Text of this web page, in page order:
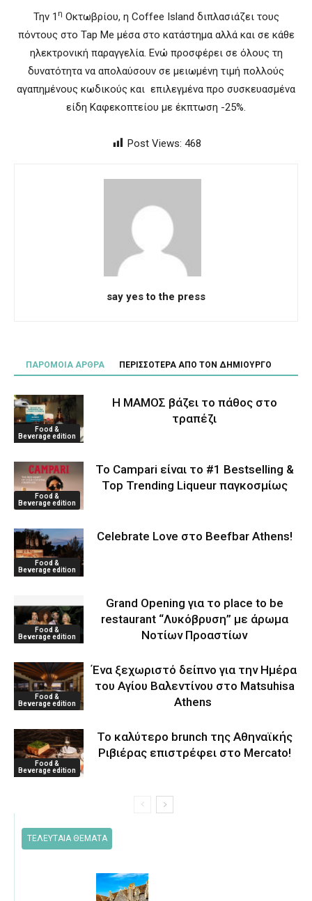
Την 1 η Οκτωβρίου, η Coffee Island διπλασιάζει τους
πόντους στο Tap Me μέσα στο κατάστημα αλλά και σε κάθε
ηλεκτρονική παραγγελία. Ενώ προσφέρει σε όλους τη
δυνατότητα να απολαύσουν σε μειωμένη τιμή πολλούς
αγαπημένους κωδικούς και επιλεγμένα προ συσκευασμένα
είδη Καφεκοπτείου με έκπτωση -25%.
Post Views: 468
say yes to the press
ΠΑΡΟΜΟΙΑ ΑΡΘΡΑ ΠΕΡΙΣΣΟΤΕΡΑ ΑΠΟ ΤΟΝ ΔΗΜΙΟΥΡΓΟ
Food &
Beverage edition
Η ΜΑΜΟΣ βάζει το πάθος στο
τραπέζι
Food &
Beverage edition
Το Campari είναι το #1 Bestselling &
Top Trending Liqueur παγκοσμίως
Food &
Beverage edition
Celebrate Love στο Beefbar Athens!
Food &
Beverage edition
Grand Opening για το place to be
restaurant “Λυκόβρυση” με άρωμα
Νοτίων Προαστίων
Food &
Beverage edition
Ένα ξεχωριστό δείπνο για την Ημέρα
του Αγίου Βαλεντίνου στο Matsuhisa
Athens
Food &
Beverage edition
Το καλύτερο brunch της Αθηναϊκής
Ριβιέρας επιστρέφει στο Mercato!
ΤΕΛΕΥΤΑΙΑ ΘΕΜΑΤΑ